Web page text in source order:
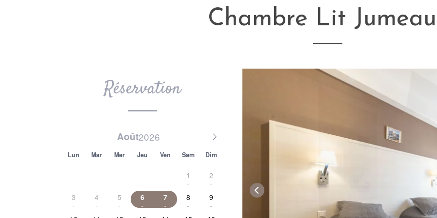
Chambre Lit
Réservation
août
lun mar mer jeu ven sam dim
1
-
2
-
3
-
4
-
5
-
6
-
7
-
8
-
9
-